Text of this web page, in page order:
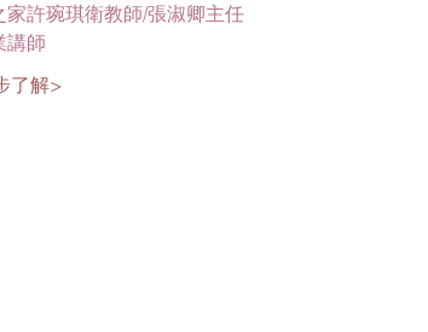
家許琬琪衛教師/張淑卿主任
講師
了解>